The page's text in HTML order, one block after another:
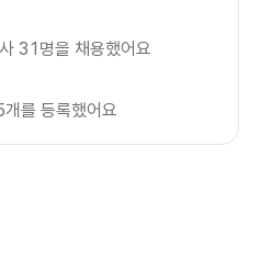
31명을 채용했어요
를 등록했어요